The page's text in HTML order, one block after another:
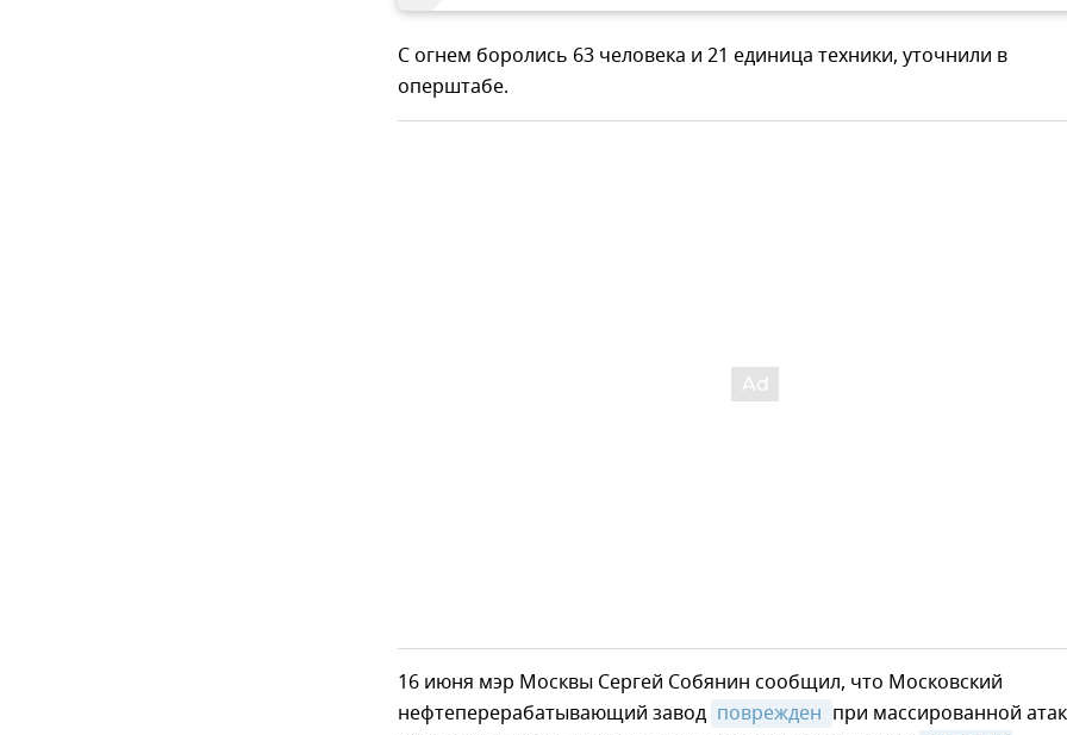
С огнем боролись 63 человека и 21 единица техники, уточнили в
оперштабе.
16 июня мэр Москвы Сергей Собянин сообщил, что Московский
нефтеперерабатывающий завод поврежден при массированной